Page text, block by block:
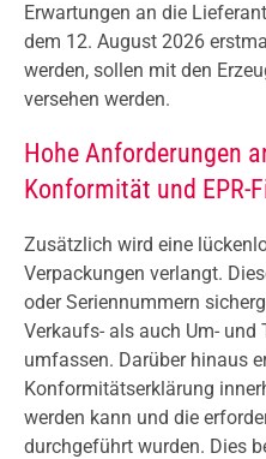
Erwartungen an die
dem 12. August 2026
werden, sollen mit den
versehen werden.
Hohe Anforderungen
Konformität und EPR-
Zusätzlich wird eine
Verpackungen verlangt.
oder Seriennummern
Verkaufs- als auch Um- und
umfassen. Darüber hinaus
Konformitätserklärung
werden kann und die
durchgeführt wurden. Dies